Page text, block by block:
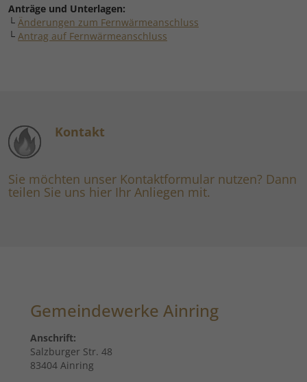
Anträge und Unterlagen:
└ Änderungen zum Fernwärmeanschluss
└ Antrag auf Fernwärmeanschluss
Kontakt
Sie möchten unser Kontaktformular nutzen? Dann
teilen Sie uns hier Ihr Anliegen mit.
Gemeindewerke Ainring
Anschrift:
Salzburger Str. 48
83404 Ainring